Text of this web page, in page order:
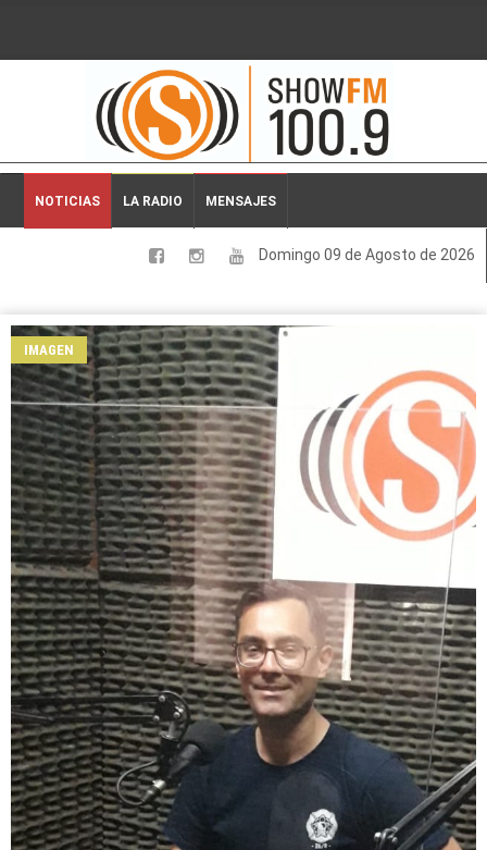
2026-08-09 05:51:43
NOTICIAS LA RADIO MENSAJES
Domingo 09 de Agosto de 2026
LOCALES
ESPECTACULOS
INTERNACIONALES
IMAGEN